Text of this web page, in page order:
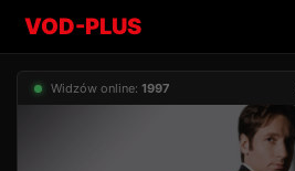
VOD-PLUS
Widzów online: 1997